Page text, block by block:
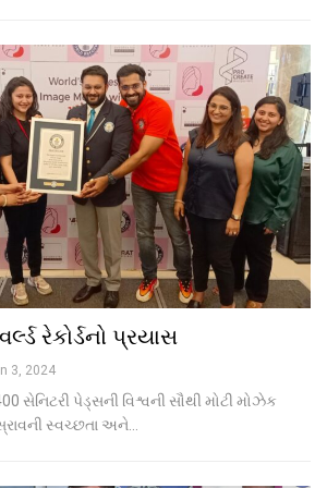
રેકોર્ડનો પ્રયાસ
3, 2024
સેનિટરી પેડ્સની વિશ્વની સૌથી મોટી મોઝેક
સ્વચ્છતા અને…